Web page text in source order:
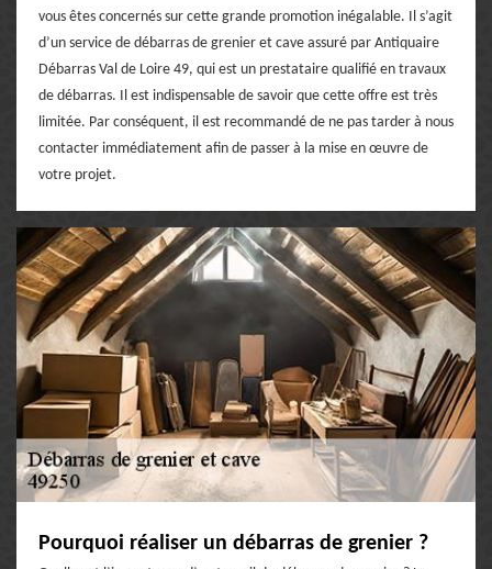
vous êtes concernés sur cette grande promotion inégalable. Il s’agit
d’un service de débarras de grenier et cave assuré par Antiquaire
Débarras Val de Loire 49, qui est un prestataire qualifié en travaux
de débarras. Il est indispensable de savoir que cette offre est très
limitée. Par conséquent, il est recommandé de ne pas tarder à nous
contacter immédiatement afin de passer à la mise en œuvre de
votre projet.
Pourquoi réaliser un débarras de grenier ?